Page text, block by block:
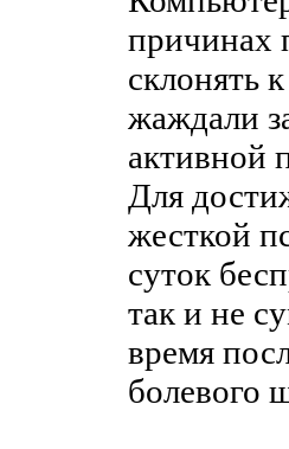
причинах
склонять
жаждали
активной
Для
жесткой
суток
так и не
время
болевого